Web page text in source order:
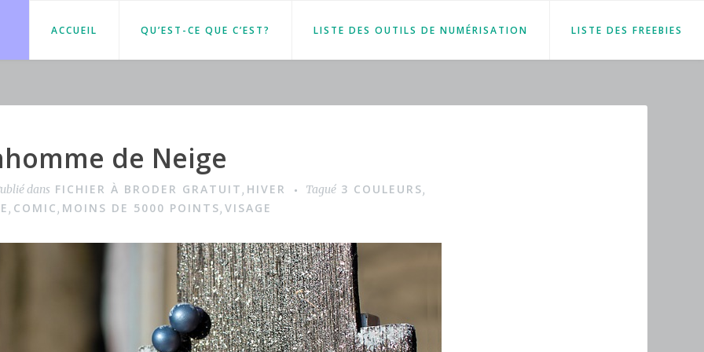
ACCUEIL QU’EST-CE QUE C’EST? LISTE DES OUTILS DE NUMÉRISATION LISTE DES FREEBIES
de Neige
dans FICHIER À BRODER GRATUIT, HIVER Tagué 3 COULEURS,
, COMIC, MOINS DE 5000 POINTS, VISAGE